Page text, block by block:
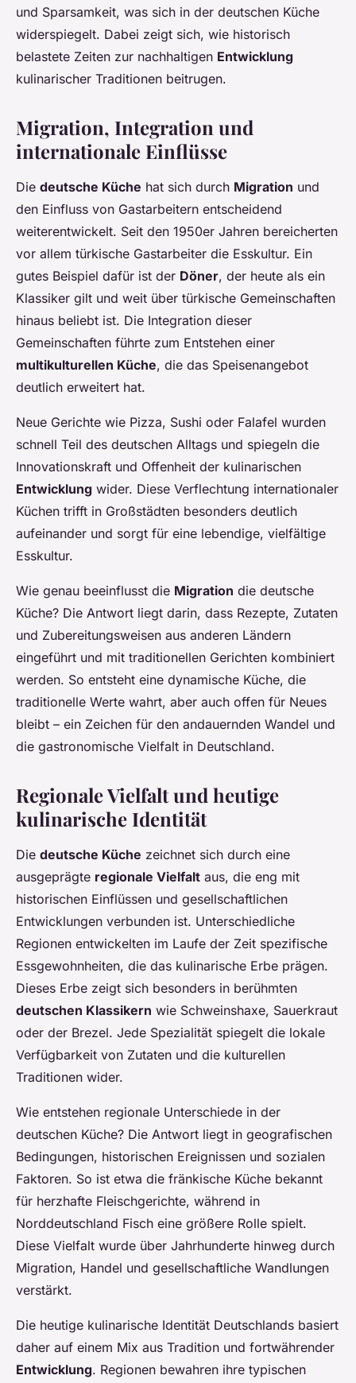
und Sparsamkeit, was sich in der deutschen Küche
widerspiegelt. Dabei zeigt sich, wie historisch
belastete Zeiten zur nachhaltigen Entwicklung
kulinarischer Traditionen beitrugen.
Migration, Integration und
internationale Einflüsse
Die deutsche Küche hat sich durch Migration und
den Einfluss von Gastarbeitern entscheidend
weiterentwickelt. Seit den 1950er Jahren bereicherten
vor allem türkische Gastarbeiter die Esskultur. Ein
gutes Beispiel dafür ist der Döner, der heute als ein
Klassiker gilt und weit über türkische Gemeinschaften
hinaus beliebt ist. Die Integration dieser
Gemeinschaften führte zum Entstehen einer
multikulturellen Küche, die das Speisenangebot
deutlich erweitert hat.
Neue Gerichte wie Pizza, Sushi oder Falafel wurden
schnell Teil des deutschen Alltags und spiegeln die
Innovationskraft und Offenheit der kulinarischen
Entwicklung wider. Diese Verflechtung internationaler
Küchen trifft in Großstädten besonders deutlich
aufeinander und sorgt für eine lebendige, vielfältige
Esskultur.
Wie genau beeinflusst die Migration die deutsche
Küche? Die Antwort liegt darin, dass Rezepte, Zutaten
und Zubereitungsweisen aus anderen Ländern
eingeführt und mit traditionellen Gerichten kombiniert
werden. So entsteht eine dynamische Küche, die
traditionelle Werte wahrt, aber auch offen für Neues
bleibt – ein Zeichen für den andauernden Wandel und
die gastronomische Vielfalt in Deutschland.
Regionale Vielfalt und heutige
kulinarische Identität
Die deutsche Küche zeichnet sich durch eine
ausgeprägte regionale Vielfalt aus, die eng mit
historischen Einflüssen und gesellschaftlichen
Entwicklungen verbunden ist. Unterschiedliche
Regionen entwickelten im Laufe der Zeit spezifische
Essgewohnheiten, die das kulinarische Erbe prägen.
Dieses Erbe zeigt sich besonders in berühmten
deutschen Klassikern wie Schweinshaxe, Sauerkraut
oder der Brezel. Jede Spezialität spiegelt die lokale
Verfügbarkeit von Zutaten und die kulturellen
Traditionen wider.
Wie entstehen regionale Unterschiede in der
deutschen Küche? Die Antwort liegt in geografischen
Bedingungen, historischen Ereignissen und sozialen
Faktoren. So ist etwa die fränkische Küche bekannt
für herzhafte Fleischgerichte, während in
Norddeutschland Fisch eine größere Rolle spielt.
Diese Vielfalt wurde über Jahrhunderte hinweg durch
Migration, Handel und gesellschaftliche Wandlungen
verstärkt.
Die heutige kulinarische Identität Deutschlands basiert
daher auf einem Mix aus Tradition und fortwährender
Entwicklung. Regionen bewahren ihre typischen